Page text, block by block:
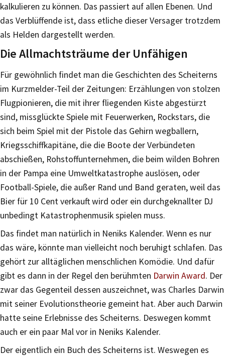
kalkulieren zu können. Das passiert auf allen Ebenen. Und
das Verblüffende ist, dass etliche dieser Versager trotzdem
als Helden dargestellt werden.
Die Allmachtsträume der Unfähigen
Für gewöhnlich findet man die Geschichten des Scheiterns
im Kurzmelder-Teil der Zeitungen: Erzählungen von stolzen
Flugpionieren, die mit ihrer fliegenden Kiste abgestürzt
sind, missglückte Spiele mit Feuerwerken, Rockstars, die
sich beim Spiel mit der Pistole das Gehirn wegballern,
Kriegsschiffkapitäne, die die Boote der Verbündeten
abschießen, Rohstoffunternehmen, die beim wilden Bohren
in der Pampa eine Umweltkatastrophe auslösen, oder
Football-Spiele, die außer Rand und Band geraten, weil das
Bier für 10 Cent verkauft wird oder ein durchgeknallter DJ
unbedingt Katastrophenmusik spielen muss.
Das findet man natürlich in Neniks Kalender. Wenn es nur
das wäre, könnte man vielleicht noch beruhigt schlafen. Das
gehört zur alltäglichen menschlichen Komödie. Und dafür
gibt es dann in der Regel den berühmten Darwin Award. Der
zwar das Gegenteil dessen auszeichnet, was Charles Darwin
mit seiner Evolutionstheorie gemeint hat. Aber auch Darwin
hatte seine Erlebnisse des Scheiterns. Deswegen kommt
auch er ein paar Mal vor in Neniks Kalender.
Der eigentlich ein Buch des Scheiterns ist. Weswegen es